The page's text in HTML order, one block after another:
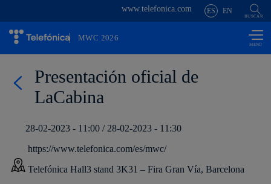
Saltar al
principal
www.telefonica.com ES EN
BUSCAR
MWC 2026
Presentación oficial de
LaCabina
28-02-2023 - 11:00 / 28-02-2023 - 11:30
https://www.telefonica.com/es/mwc/
Telefónica Hall3 stand 3K31 – Fira Gran Vía, Barcelona